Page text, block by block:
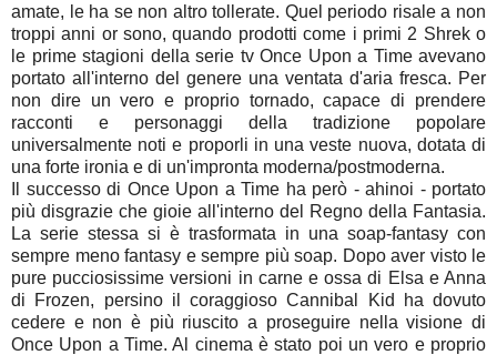
amate, le ha se non altro tollerate. Quel periodo risale a non
troppi anni or sono, quando prodotti come i primi 2 Shrek o
le prime stagioni della serie tv Once Upon a Time avevano
portato all'interno del genere una ventata d'aria fresca. Per
non dire un vero e proprio tornado, capace di prendere
racconti e personaggi della tradizione popolare
universalmente noti e proporli in una veste nuova, dotata di
una forte ironia e di un'impronta moderna/postmoderna.
Il successo di Once Upon a Time ha però - ahinoi - portato
più disgrazie che gioie all'interno del Regno della Fantasia.
La serie stessa si è trasformata in una soap-fantasy con
sempre meno fantasy e sempre più soap. Dopo aver visto le
pure pucciosissime versioni in carne e ossa di Elsa e Anna
di Frozen, persino il coraggioso Cannibal Kid ha dovuto
cedere e non è più riuscito a proseguire nella visione di
Once Upon a Time. Al cinema è stato poi un vero e proprio